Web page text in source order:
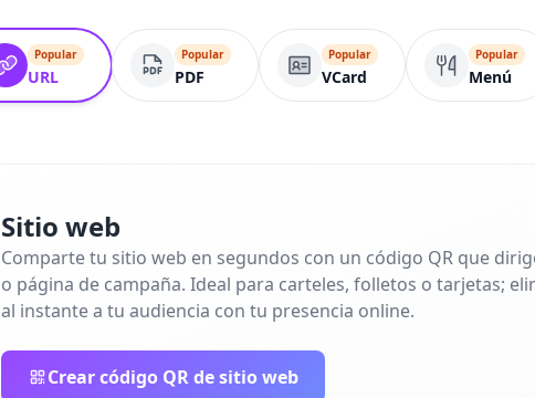
Popular
URL
Popular
PDF
Popular
VCard
Popular
Menú
Sitio web
Comparte tu sitio web en segundos con un código QR que
o página de campaña. Ideal para carteles, folletos o tarjetas;
al instante a tu audiencia con tu presencia online.
Crear código QR de sitio web